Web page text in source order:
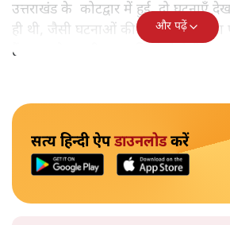
उत्तराखंड के कोटद्वार में हुई दो घटनाएँ
ही थी, जैसी घटनाओं की खबर हम
हैं।भारत के तक़रीबन हर हिस्से से ऐसी खबर
और पढ़ें
सत्य हिन्दी ऐपडाउनलोडकरें